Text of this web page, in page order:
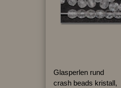
Glasperlen rund
crash beads kristall,